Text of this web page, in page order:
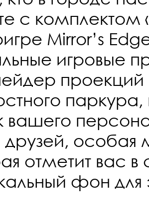
с комплектом
Mirror’s
игровые
проекций
вашего
особая
отметит вас
фон